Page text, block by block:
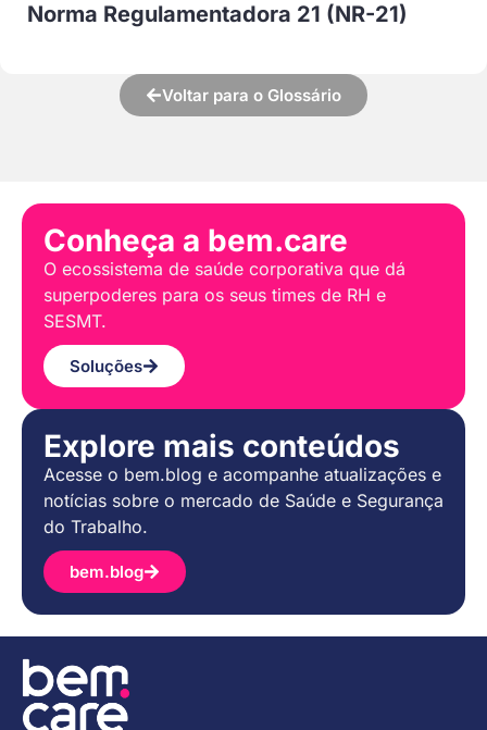
Norma Regulamentadora 21 (NR-21)
Voltar para o Glossário
Conheça a bem.care
O ecossistema de saúde corporativa que dá
superpoderes para os seus times de RH e
SESMT.
Soluções
Explore mais conteúdos
Acesse o bem.blog e acompanhe atualizações e
notícias sobre o mercado de Saúde e Segurança
do Trabalho.
bem.blog